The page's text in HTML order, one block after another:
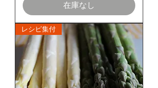
在庫なし
レシピ集付